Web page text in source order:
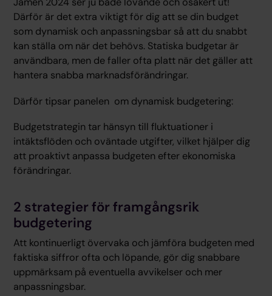
Därför är det extra viktigt för dig att se din budget
som dynamisk och anpassningsbar så att du snabbt
kan ställa om när det behövs. Statiska budgetar är
användbara, men de faller ofta platt när det gäller att
hantera snabba marknadsförändringar.
Därför tipsar panelen om dynamisk budgetering:
Budgetstrategin tar hänsyn till fluktuationer i
intäktsflöden och oväntade utgifter, vilket hjälper dig
att proaktivt anpassa budgeten efter ekonomiska
förändringar.
2 strategier för framgångsrik
budgetering
Att kontinuerligt övervaka och jämföra budgeten med
faktiska siffror ofta och löpande, gör dig snabbare
uppmärksam på eventuella avvikelser och mer
anpassningsbar.